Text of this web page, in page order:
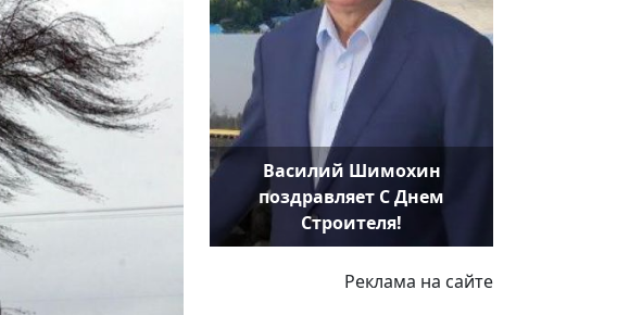
Василий Шимохин
поздравляет С Днем
Строителя!
Реклама на сайте